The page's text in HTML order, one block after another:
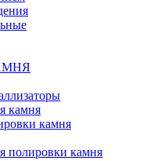
камня
камня
полировки камня